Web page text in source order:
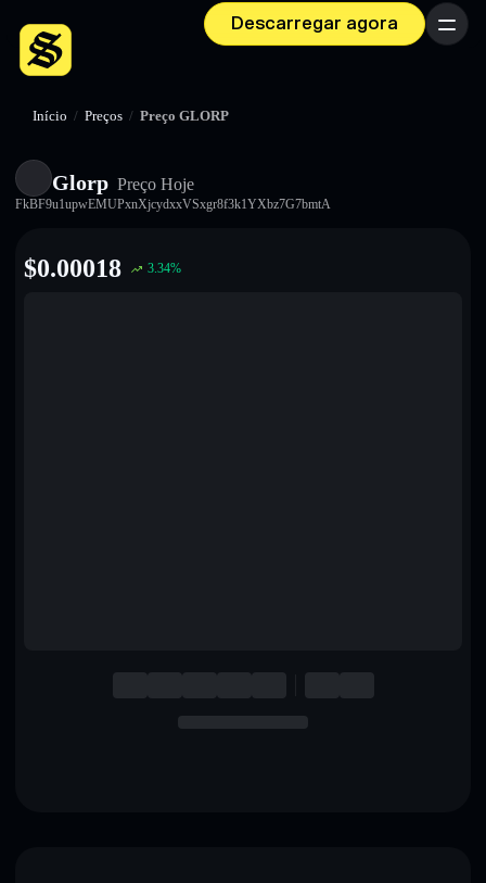
Descarregar agora Menu
Início / Preços / Preço GLORP
Glorp Preço Hoje
FkBF9u1upwEMUPxnXjcydxxVSxgr8f3k1YXbz7G7bmtA
$0.00018 3.34%